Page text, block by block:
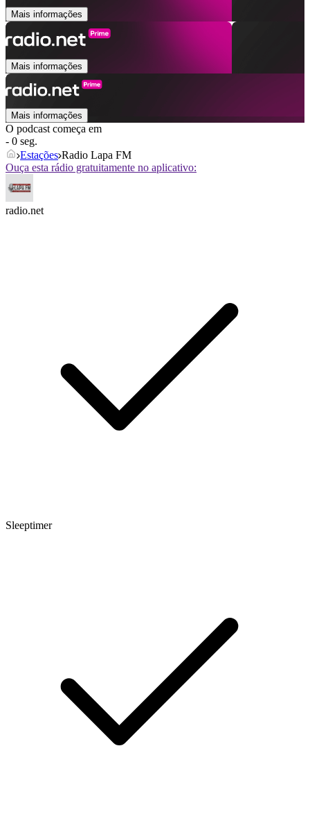
Mais informações
Mais informações
Mais informações
O podcast começa em
- 0 seg.
Estações Radio Lapa FM
Ouça esta rádio gratuitamente no aplicativo:
radio.net
Sleeptimer